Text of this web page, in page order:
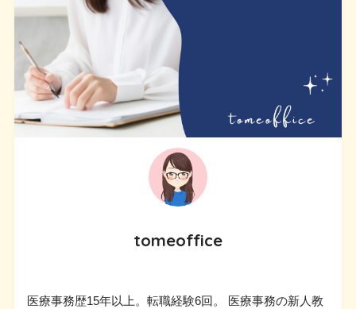
tomeoffice
医療事務歴15年以上。転職経験6回。 医療事務の新人教